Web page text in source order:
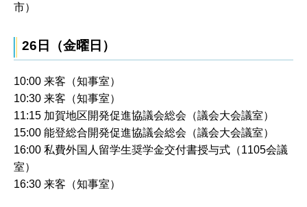
市）
26日（金曜日）
10:00 来客（知事室）
10:30 来客（知事室）
11:15 加賀地区開発促進協議会総会（議会大会議室）
15:00 能登総合開発促進協議会総会（議会大会議室）
16:00 私費外国人留学生奨学金交付書授与式（1105会議
室）
16:30 来客（知事室）